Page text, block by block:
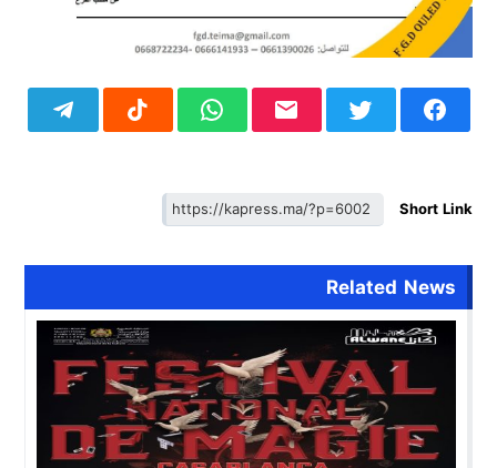
Short Link
Related News